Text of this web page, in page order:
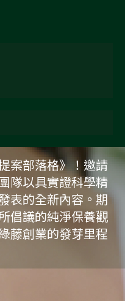
案部落格》！邀請
隊以具實證科學精
表的全新內容。期
倡議的純淨保養觀
藤創業的發芽里程